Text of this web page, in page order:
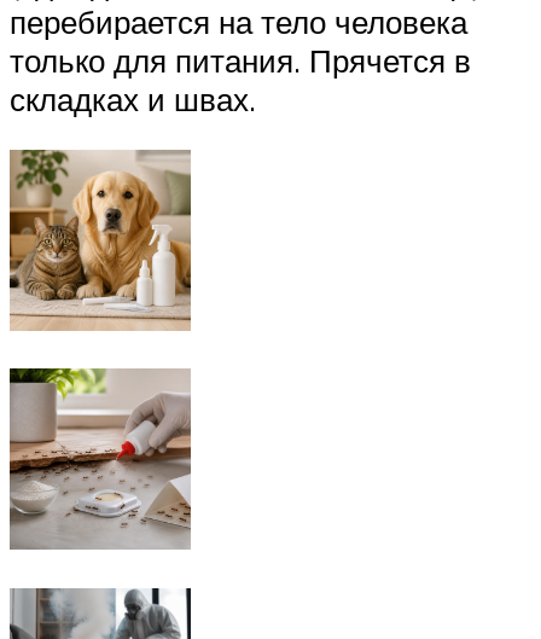
перебирается на тело человека
только для питания. Прячется в
складках и швах.